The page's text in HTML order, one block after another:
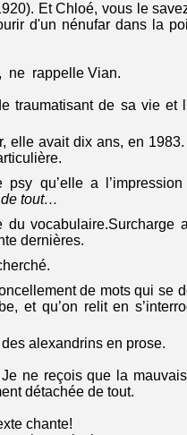
Et Chloé, vous le
d'un nénufar dans la
ne rappelle Vian.
traumatisant de sa vie et
elle avait dix ans, en
qu’elle a
de tout…
vocabulaire.Surcharge
dernières.
de mots qui se
et qu’on relit en
alexandrins en prose.
ne reçois que la
détachée de tout.
chante!